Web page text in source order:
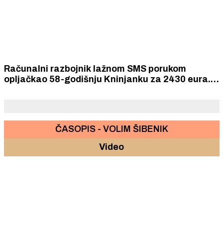
Računalni razbojnik lažnom SMS porukom
opljačkao 58-godišnju Kninjanku za 2430 eura.
ČASOPIS - VOLIM ŠIBENIK
Video